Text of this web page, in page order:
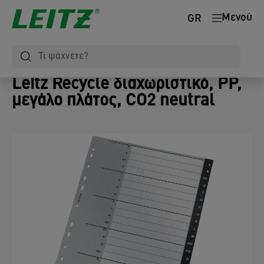
Μενού
GR
Leitz Recycle διαχωριστικό, PP,
μεγάλο πλάτος, CO2 neutral